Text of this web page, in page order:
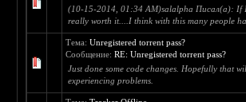
(10-15-2014, 01:34 AM)salalpha Писал(а): If
really worth it....I think with this many people
Тема:Unregistered torrent pass?
Сообщение:RE: Unregistered torrent pass?
Just done some code changes. Hopefully that
experiencing problems.